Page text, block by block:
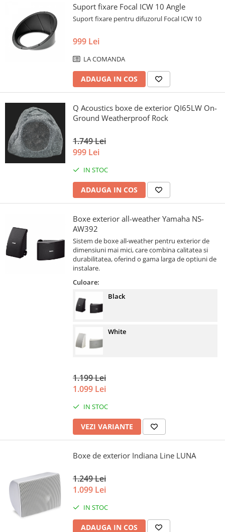
Suport fixare Focal ICW 10 Angle
Suport fixare pentru difuzorul Focal ICW 10
999 Lei
LA COMANDA
ADAUGA IN COS
Q Acoustics boxe de exterior QI65LW On-
Ground Weatherproof Rock
1.749 Lei
999 Lei
IN STOC
ADAUGA IN COS
Boxe exterior all-weather Yamaha NS-
AW392
Sistem de boxe all-weather pentru exterior de
dimensiuni mai mici, care combina calitatea si
durabilitatea, oferind o gama larga de optiuni de
instalare.
Culoare:
Black
White
1.199 Lei
1.099 Lei
IN STOC
VEZI VARIANTE
Boxe de exterior Indiana Line LUNA
1.249 Lei
1.099 Lei
IN STOC
ADAUGA IN COS